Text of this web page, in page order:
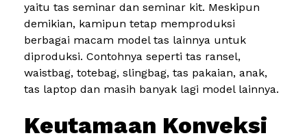
yaitu tas seminar dan seminar kit. Meskipun
demikian, kamipun tetap memproduksi
berbagai macam model tas lainnya untuk
diproduksi. Contohnya seperti tas ransel,
waistbag, totebag, slingbag, tas pakaian, anak,
tas laptop dan masih banyak lagi model lainnya.
Keutamaan Konveksi